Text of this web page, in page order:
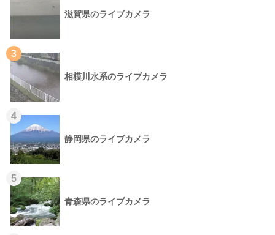
滋賀県のライブカメラ
3
相模川水系のライブカメラ
4
静岡県のライブカメラ
5
青森県のライブカメラ